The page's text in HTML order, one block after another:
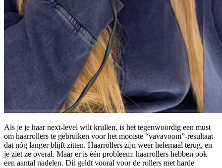
Als je je haar next-level wilt krullen, is het tegenwoordig een must
om haarrollers te gebruiken voor het mooiste “vavavoom”-resultaat
dat nóg langer blijft zitten. Haarrollers zijn weer helemaal terug, en
je ziet ze overal. Maar er is één probleem: haarrollers hebben ook
een aantal nadelen. Dit geldt vooral voor de rollers met harde